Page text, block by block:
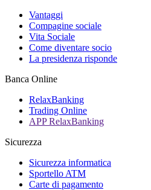
Vantaggi
Compagine sociale
Vita Sociale
Come diventare socio
La presidenza risponde
Banca Online
RelaxBanking
Trading Online
APP RelaxBanking
Sicurezza
Sicurezza informatica
Sportello ATM
Carte di pagamento